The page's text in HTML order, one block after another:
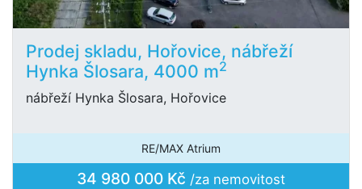
Prodej skladu, Hořovice, nábřeží
Hynka Šlosara, 4000 m2
nábřeží Hynka Šlosara, Hořovice
RE/MAX Atrium
34 980 000 Kč /za nemovitost